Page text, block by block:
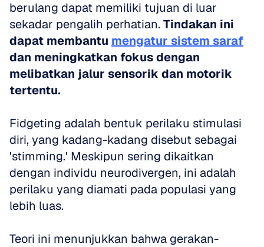
berulang dapat memiliki tujuan di luar
sekadar pengalih perhatian. Tindakan ini
dapat membantu mengatur sistem saraf
dan meningkatkan fokus dengan
melibatkan jalur sensorik dan motorik
tertentu.
Fidgeting adalah bentuk perilaku stimulasi
diri, yang kadang-kadang disebut sebagai
'stimming.' Meskipun sering dikaitkan
dengan individu neurodivergen, ini adalah
perilaku yang diamati pada populasi yang
lebih luas.
Teori ini menunjukkan bahwa gerakan-